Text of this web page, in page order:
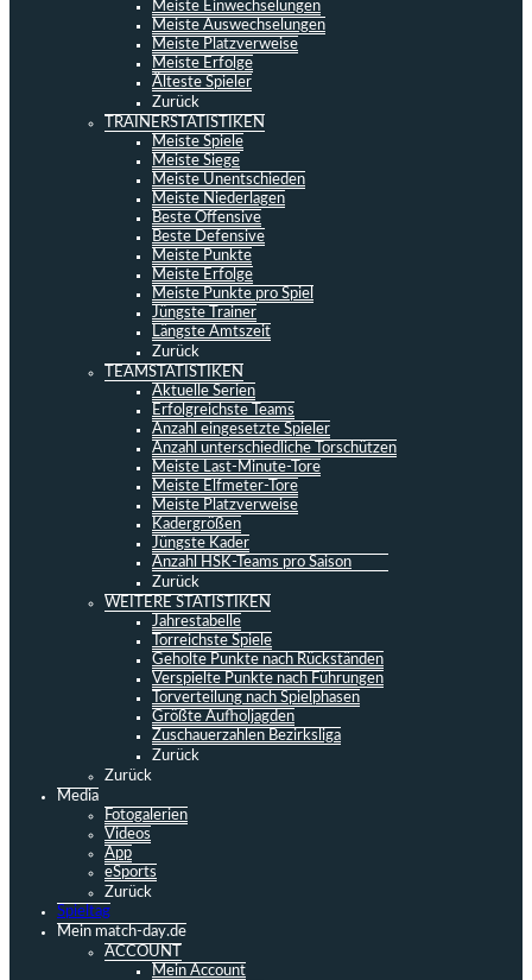
Meiste Einwechselungen
Meiste Auswechselungen
Meiste Platzverweise
Meiste Erfolge
Älteste Spieler
Zurück
TRAINERSTATISTIKEN
Meiste Spiele
Meiste Siege
Meiste Unentschieden
Meiste Niederlagen
Beste Offensive
Beste Defensive
Meiste Punkte
Meiste Erfolge
Meiste Punkte pro Spiel
Jüngste Trainer
Längste Amtszeit
Zurück
TEAMSTATISTIKEN
Aktuelle Serien
Erfolgreichste Teams
Anzahl eingesetzte Spieler
Anzahl unterschiedliche Torschützen
Meiste Last-Minute-Tore
Meiste Elfmeter-Tore
Meiste Platzverweise
Kadergrößen
Jüngste Kader
Anzahl HSK-Teams pro Saison
Zurück
WEITERE STATISTIKEN
Jahrestabelle
Torreichste Spiele
Geholte Punkte nach Rückständen
Verspielte Punkte nach Führungen
Torverteilung nach Spielphasen
Größte Aufholjagden
Zuschauerzahlen Bezirksliga
Zurück
Zurück
Media
Fotogalerien
Videos
App
eSports
Zurück
Spieltag
Mein match-day.de
ACCOUNT
Mein Account